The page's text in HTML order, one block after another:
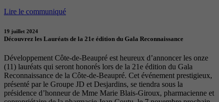
Lire le communiqué
19 juillet 2024
Découvrez les Lauréats de la 21e édition du Gala Reconnaissance
Développement Côte-de-Beaupré est heureux d’annoncer les onze
(11) lauréats qui seront honorés lors de la 21e édition du Gala
Reconnaissance de la Côte-de-Beaupré. Cet événement prestigieux,
présenté par le Groupe JD et Desjardins, se tiendra sous la
présidence d’honneur de Mme Marie Blais-Giroux, pharmacienne et